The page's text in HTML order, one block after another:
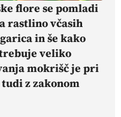
flore se pomladi
rastlino včasih
in še kako
veliko
mokrišč je pri
z zakonom